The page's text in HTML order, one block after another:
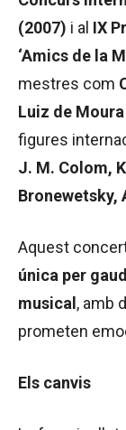
(2007) i al IX
‘Amics de la
mestres com
Luiz de
figures
J. M. Colom,
Bronewetsky,
Aquest
única per
musical, amb
prometen
Els canvis